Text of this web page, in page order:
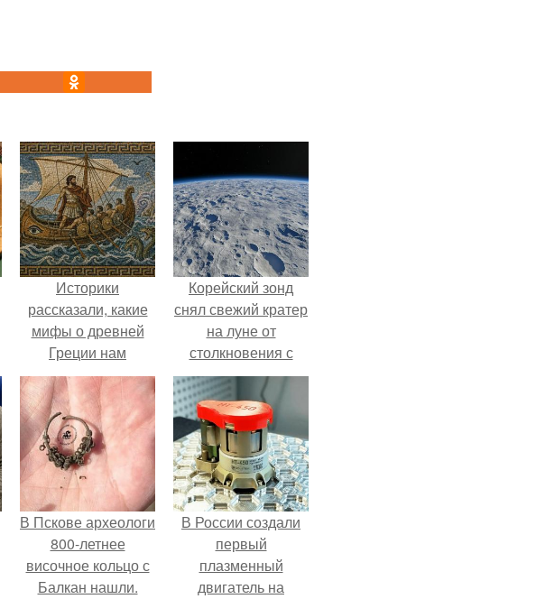
Историки
рассказали, какие
мифы о древней
Греции нам
навязало кино.
Корейский зонд
снял свежий кратер
на луне от
столкновения с
обломком Falcon 9.
В Пскове археологи
800-летнее
височное кольцо с
Балкан нашли.
В России создали
первый
плазменный
двигатель на